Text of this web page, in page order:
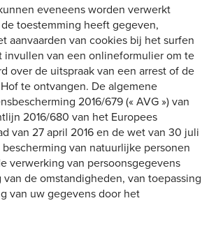
eveneens worden verwerkt
toestemming heeft gegeven,
aanvaarden van cookies bij het surfen
invullen van een onlineformulier om te
over de uitspraak van een arrest of de
te ontvangen. De algemene
2016/679 (« AVG ») van
2016/680 van het Europees
van 27 april 2016 en de wet van 30 juli
van natuurlijke personen
verwerking van persoonsgegevens
de omstandigheden, van toepassing
van uw gegevens door het